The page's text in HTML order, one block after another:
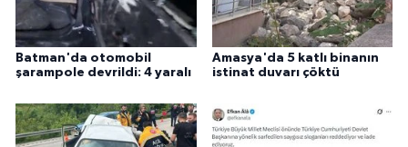
Batman'da otomobil
şarampole devrildi: 4 yaralı
Amasya'da 5 katlı binanın
istinat duvarı çöktü